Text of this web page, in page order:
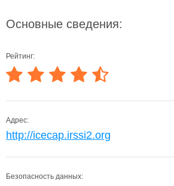
Основные сведения:
Рейтинг:
Адрес:
http://icecap.irssi2.org
Безопасность данных: